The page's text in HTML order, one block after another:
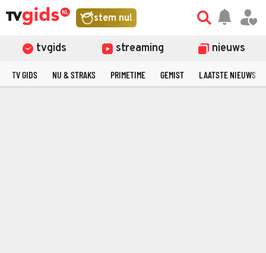
stem nu!
tvgids streaming nieuws
TV GIDS NU & STRAKS PRIMETIME GEMIST LAATSTE NIEUWS